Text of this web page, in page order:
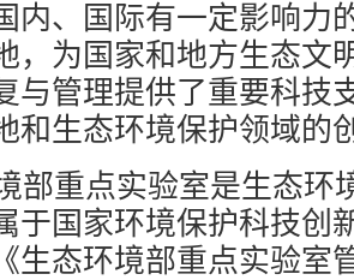
内、国际有一定影响力
，为国家和地方生态文
与管理提供了重要科技
和生态环境保护领域的
部重点实验室是生态环
于国家环境保护科技创
生态环境部重点实验室